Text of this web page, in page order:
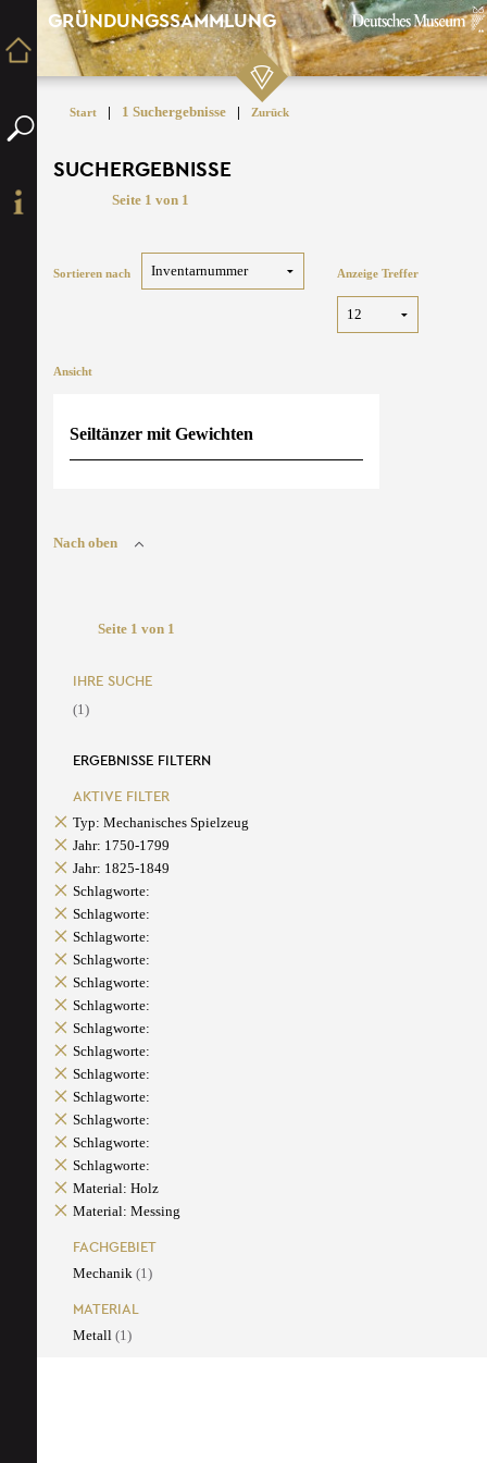
GRÜNDUNGSSAMMLUNG
Start | 1 Suchergebnisse | Zurück
SUCHERGEBNISSE
Seite 1 von 1
Sortieren nach Anzeige Treffer
Ansicht
Seiltänzer mit Gewichten
Nach oben
Seite 1 von 1
IHRE SUCHE
(1)
ERGEBNISSE FILTERN
AKTIVE FILTER
Typ: Mechanisches Spielzeug
Jahr: 1750-1799
Jahr: 1825-1849
Schlagworte:
Schlagworte:
Schlagworte:
Schlagworte:
Schlagworte:
Schlagworte:
Schlagworte:
Schlagworte:
Schlagworte:
Schlagworte:
Schlagworte:
Schlagworte:
Schlagworte:
Material: Holz
Material: Messing
FACHGEBIET
Mechanik (1)
MATERIAL
Metall (1)